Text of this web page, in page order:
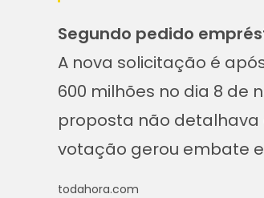
Segundo pedido
A nova solicitação é
600 milhões no dia 8 de
proposta não detalhava
votação gerou embate
todahora.com